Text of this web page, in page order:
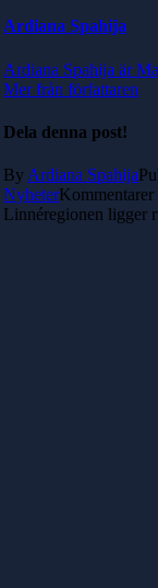
Ardiana Spahija
Ardiana Spahija är
Mer från författaren
Dela denna post!
By Ardiana Spahija
Nyheter
Linnéregionen ligger